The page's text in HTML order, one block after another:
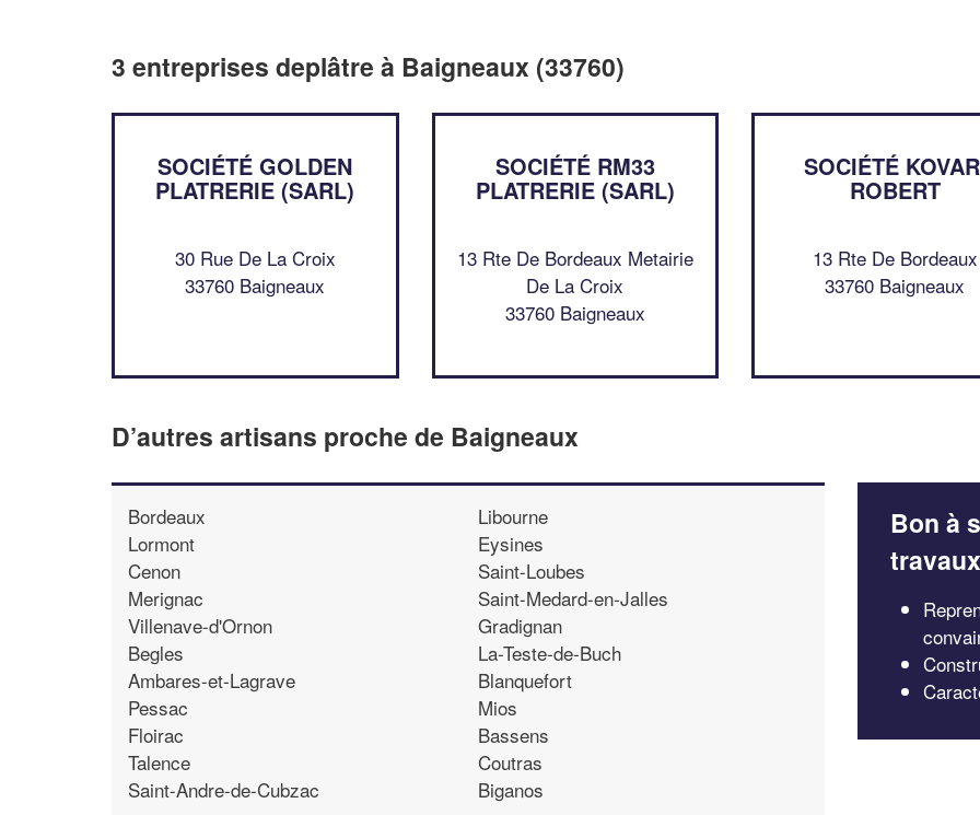
3 entreprises deplâtre à Baigneaux (33760)
SOCIÉTÉ GOLDEN
PLATRERIE (SARL)
30 Rue De La Croix
33760 Baigneaux
SOCIÉTÉ RM33
PLATRERIE (SARL)
13 Rte De Bordeaux Metairie
De La Croix
33760 Baigneaux
SOCIÉTÉ
ROBERT
13 Rte De Bordeaux
33760 Baigneaux
D’autres artisans proche de Baigneaux
Bordeaux
Lormont
Cenon
Merignac
Villenave-d'Ornon
Begles
Ambares-et-Lagrave
Pessac
Floirac
Talence
Saint-Andre-de-Cubzac
Libourne
Eysines
Saint-Loubes
Saint-Medard-en-Jalles
Gradignan
La-Teste-de-Buch
Blanquefort
Mios
Bassens
Coutras
Biganos
Bon à
travaux